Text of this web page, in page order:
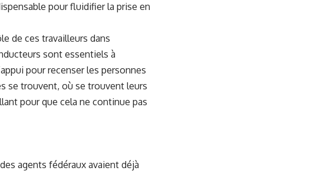
pour fluidifier la prise en
de ces travailleurs dans
sont essentiels à
pour recenser les personnes
se trouvent, où se trouvent leurs
pour que cela ne continue pas
agents fédéraux avaient déjà